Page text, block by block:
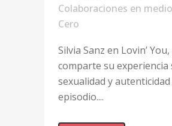
Colaboraciones en
Cero
Silvia Sanz en Lovin’
comparte su experiencia
sexualidad y autenticidad
episodio....